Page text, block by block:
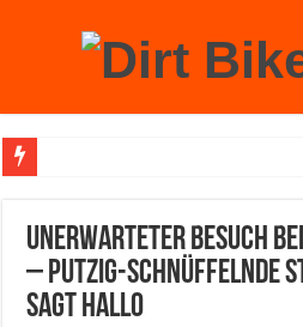
Unerwarteter Besuch
– putzig-schnüffelnde
sagt Hallo